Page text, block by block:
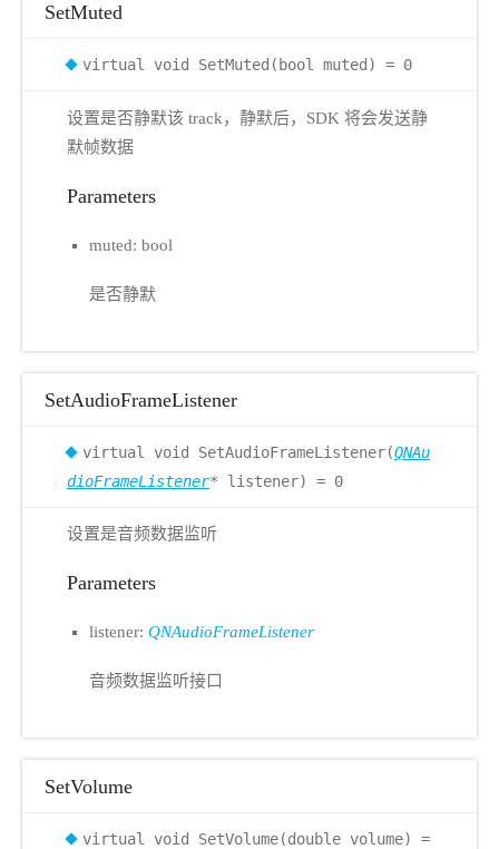
SetMuted
virtual void SetMuted(bool muted) = 0
设置是否静默该 track，静默后，SDK 将会发送静
默帧数据
Parameters
muted: bool
是否静默
SetAudioFrameListener
virtual void SetAudioFrameListener(QNAu
dioFrameListener* listener) = 0
设置是音频数据监听
Parameters
listener: QNAudioFrameListener
音频数据监听接口
SetVolume
virtual void SetVolume(double volume) =